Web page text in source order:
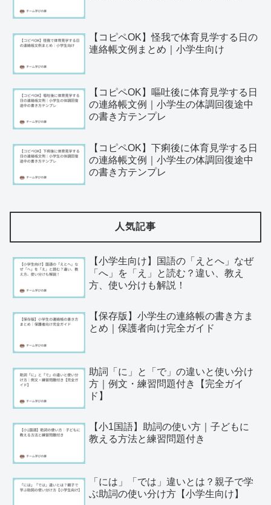
【コピペOK】怪我で体育見学する日の
連絡帳文例まとめ｜小学生向け
【コピペOK】嘔吐後に体育見学する日
の連絡帳文例｜小学生の体調回復途中
の書き方テンプレ
【コピペOK】下痢後に体育見学する日
の連絡帳文例｜小学生の体調回復途中
の書き方テンプレ
人気記事
【小学生向け】国語の「えとへ」なぜ
「へ」を「え」と読む？違い、教え
方、使い分けも解説！
【保存版】小学生の連絡帳の書き方ま
とめ｜保護者向け完全ガイド
助詞「に」と「で」の違いと使い分け
方｜例文・練習問題付き【完全ガイ
ド】
【小1国語】助詞の使い方｜子どもに
教える方法と練習問題付き
「には」「では」違いとは？親子で学
ぶ助詞の使い分け方【小学生向け】